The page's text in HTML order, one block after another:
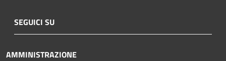
SEGUICI SU
AMMINISTRAZIONE